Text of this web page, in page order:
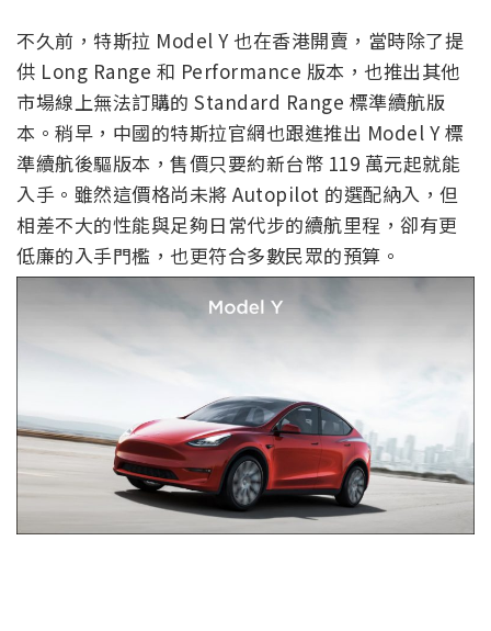
不久前，特斯拉 Model Y 也在香港開賣，當時除了提
供 Long Range 和 Performance 版本，也推出其他
市場線上無法訂購的 Standard Range 標準續航版
本。稍早，中國的特斯拉官網也跟進推出 Model Y 標
準續航後驅版本，售價只要約新台幣 119 萬元起就能
入手。雖然這價格尚未將 Autopilot 的選配納入，但
相差不大的性能與足夠日常代步的續航里程，卻有更
低廉的入手門檻，也更符合多數民眾的預算。